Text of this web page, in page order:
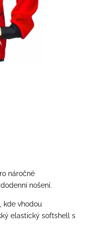
náročné
nošení.
kde vhodou
elastický softshell s